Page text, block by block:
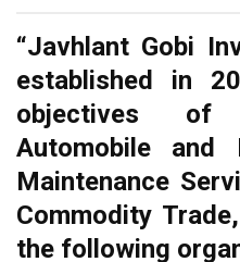
“Javhlant Gobi
established in
objectives of
Automobile and
Maintenance
Commodity
the following